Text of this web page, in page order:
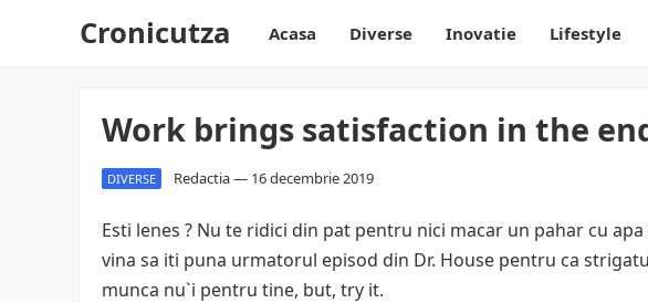
Cronicutza Acasa Diverse Inovatie Lifestyle
Work brings satisfaction in the
DIVERSE Redactia— 16 decembrie 2019
Esti lenes ? Nu te ridici din pat pentru nici macar un pahar cu
vina sa iti puna urmatorul episod din Dr. House pentru ca
munca nu`i pentru tine, but, try it.